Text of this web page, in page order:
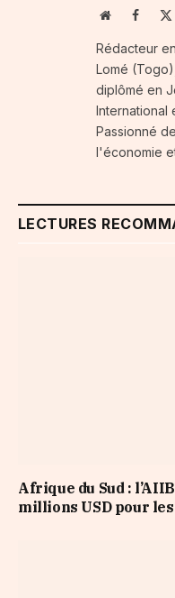
Website
Rédacteur
Lomé
diplômé en
International
Passionné
l'économie
LECTURES
Afrique du Sud :
millions USD pour